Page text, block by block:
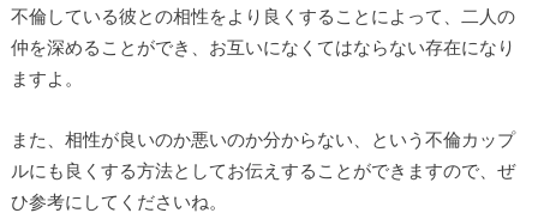
不倫している彼との相性をより良くすることによって、二人の
仲を深めることができ、お互いになくてはならない存在になり
ますよ。
また、相性が良いのか悪いのか分からない、という不倫カップ
ルにも良くする方法としてお伝えすることができますので、ぜ
ひ参考にしてくださいね。